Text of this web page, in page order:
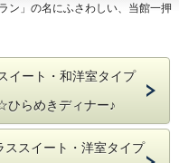
でも、ケーキは１泊分のみのご用
ン」の名にふさわしい、当館一押
ザート〉まで、全てに野菜をふん
を是非ご賞味ください。
イート・和洋室タイプ
ひらめきディナー♪
ススイート・洋室タイプ